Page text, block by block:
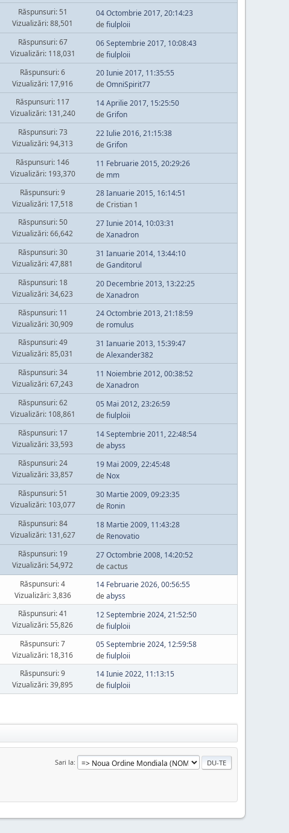
Răspunsuri: 51
Vizualizări: 88,501
04 Octombrie 2017, 20:14:23
de fiulploii
Răspunsuri: 67
Vizualizări: 118,031
06 Septembrie 2017, 10:08:43
de fiulploii
Răspunsuri: 6
Vizualizări: 17,916
20 Iunie 2017, 11:35:55
de OmniSpirit77
Răspunsuri: 117
Vizualizări: 131,240
14 Aprilie 2017, 15:25:50
de Grifon
Răspunsuri: 73
Vizualizări: 94,313
22 Iulie 2016, 21:15:38
de Grifon
Răspunsuri: 146
Vizualizări: 193,370
11 Februarie 2015, 20:29:26
de mm
Răspunsuri: 9
Vizualizări: 17,518
28 Ianuarie 2015, 16:14:51
de Cristian 1
Răspunsuri: 50
Vizualizări: 66,642
27 Iunie 2014, 10:03:31
de Xanadron
Răspunsuri: 30
Vizualizări: 47,881
31 Ianuarie 2014, 13:44:10
de Ganditorul
Răspunsuri: 18
Vizualizări: 34,623
20 Decembrie 2013, 13:22:25
de Xanadron
Răspunsuri: 11
Vizualizări: 30,909
24 Octombrie 2013, 21:18:59
de romulus
Răspunsuri: 49
Vizualizări: 85,031
31 Ianuarie 2013, 15:39:47
de Alexander382
Răspunsuri: 34
Vizualizări: 67,243
11 Noiembrie 2012, 00:38:52
de Xanadron
Răspunsuri: 62
Vizualizări: 108,861
05 Mai 2012, 23:26:59
de fiulploii
Răspunsuri: 17
Vizualizări: 33,593
14 Septembrie 2011, 22:48:54
de abyss
Răspunsuri: 24
Vizualizări: 33,857
19 Mai 2009, 22:45:48
de Nox
Răspunsuri: 51
Vizualizări: 103,077
30 Martie 2009, 09:23:35
de Ronin
Răspunsuri: 84
Vizualizări: 131,627
18 Martie 2009, 11:43:28
de Renovatio
Răspunsuri: 19
Vizualizări: 54,972
27 Octombrie 2008, 14:20:52
de cactus
Răspunsuri: 4
Vizualizări: 3,836
14 Februarie 2026, 00:56:55
de abyss
Răspunsuri: 41
Vizualizări: 55,826
12 Septembrie 2024, 21:52:50
de fiulploii
Răspunsuri: 7
Vizualizări: 18,316
05 Septembrie 2024, 12:59:58
de fiulploii
Răspunsuri: 9
Vizualizări: 39,895
14 Iunie 2022, 11:13:15
de fiulploii
Sari la